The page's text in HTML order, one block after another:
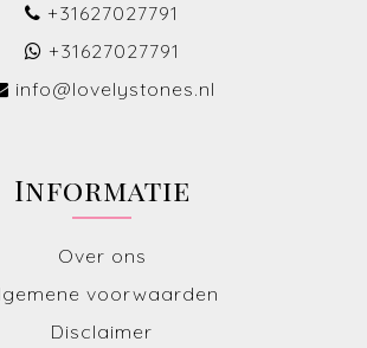
+31627027791
+31627027791
info@lovelystones.nl
Informatie
Over ons
voorwaarden
Disclaimer